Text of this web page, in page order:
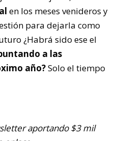
en los meses venideros y
para dejarla como
¿Habrá sido ese el
a las
año?Solo el tiempo
aportando $3 mil